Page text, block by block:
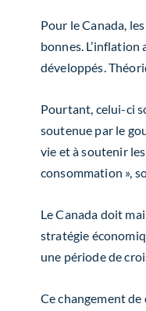
Pour le Canada,
bonnes.
développés.
Pourtant, celui-ci
soutenue par le
vie et à soutenir
consommation »,
Le Canada doit
stratégie
une période de
Ce changement